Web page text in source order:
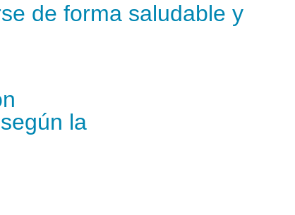
de forma saludable y
la